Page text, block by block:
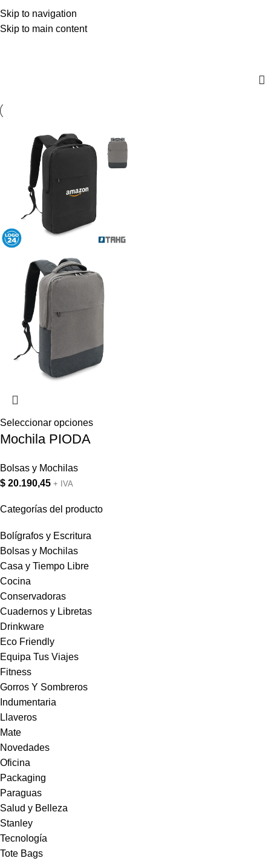
Skip to navigation
Skip to main content
Menú
Categorías del producto
Bolígrafos y Escritura
Bolsas y Mochilas
Casa y Tiempo Libre
Cocina
Conservadoras
Cuadernos y Libretas
Drinkware
Eco Friendly
Equipa Tus Viajes
Fitness
Gorros Y Sombreros
Indumentaria
Llaveros
Mate
Novedades
Oficina
Packaging
Paraguas
Salud y Belleza
Stanley
Tecnología
Tote Bags
Seleccionar opciones
Mochila PIODA
Bolsas y Mochilas
$ 20.190,45 + IVA